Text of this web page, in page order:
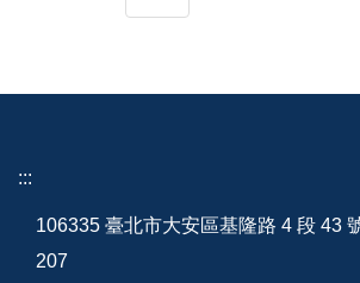
:::
106335 臺北市大安區基隆路 4 段 43
207